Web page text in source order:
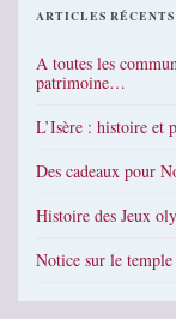
ARTICLES RÉCENTS
A toutes les
patrimoine…
L’Isère : histoire et
Des cadeaux pour
Histoire des Jeux
Notice sur le